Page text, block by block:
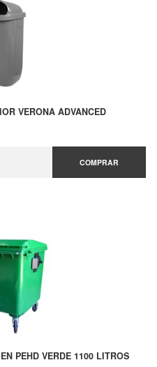
VERONA ADVANCED
COMPRAR
PEHD VERDE 1100 LITROS